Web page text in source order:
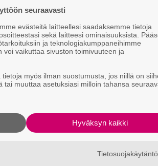
Marko
”Se oli
AC/
Guns
seuraavasti
evästeitä laitteellesi saadaksemme tietoja
sekä laitteesi ominaisuuksista.
ja teknologiakumppaneihimme
vaikuttaa sivuston toimivuuteen ja
myös ilman suostumusta, jos niillä on
tai muuttaa asetuksiasi milloin tahansa
Hyväksyn kaikki